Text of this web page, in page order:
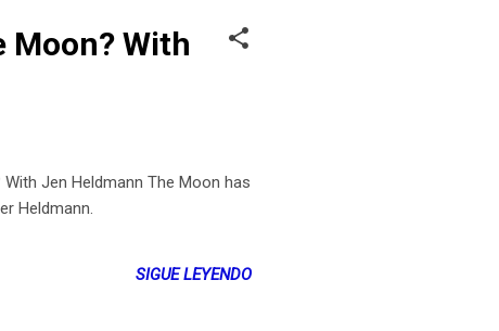
Moon? With
Jen Heldmann The Moon has
Heldmann.
SIGUE LEYENDO